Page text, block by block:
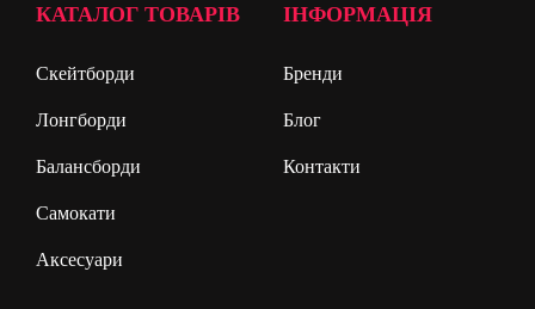
КАТАЛОГ ТОВАРІВ
Скейтборди
Лонгборди
Балансборди
Самокати
Аксесуари
ІНФОРМАЦІЯ
Бренди
Блог
Контакти